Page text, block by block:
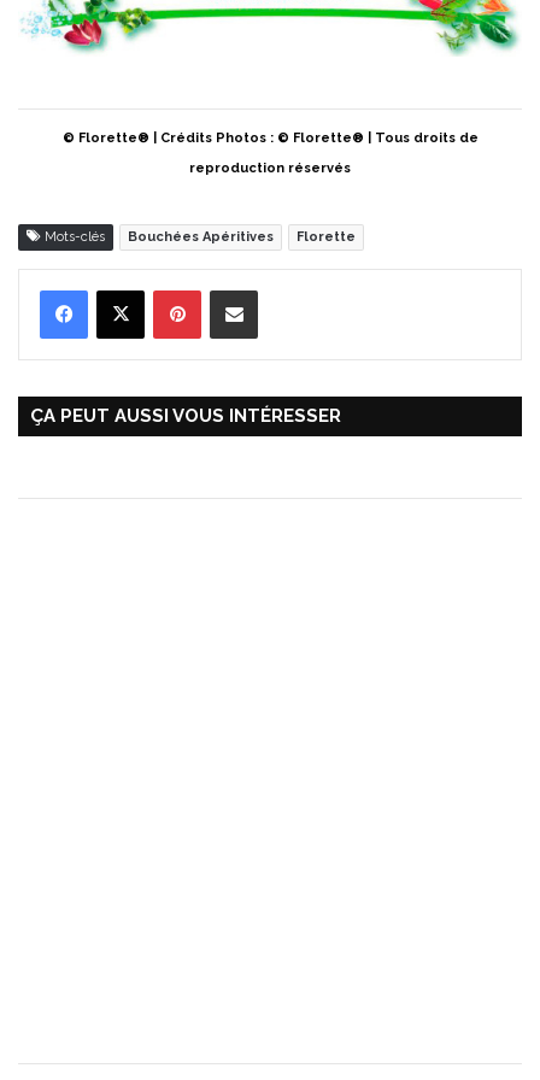
© Florette® | Crédits Photos : © Florette® | Tous droits de
reproduction réservés
Mots-clés Bouchées Apéritives Florette
ÇA PEUT AUSSI VOUS INTÉRESSER